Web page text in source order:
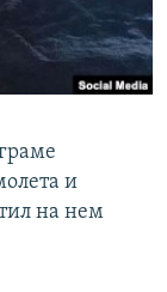
и
на нем